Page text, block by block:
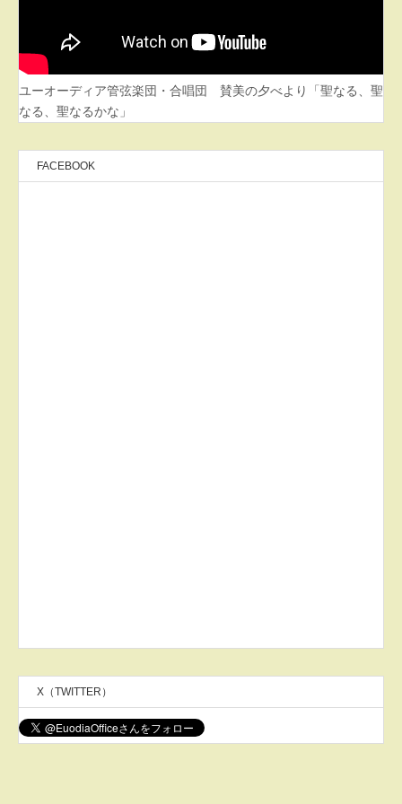
ユーオーディア管弦楽団・合唱団 賛美の夕べより「聖なる、聖
なる、聖なるかな」
FACEBOOK
X（TWITTER）